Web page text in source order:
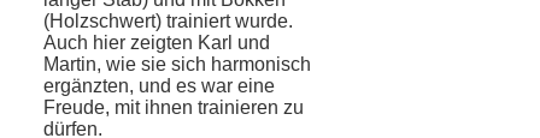
(Holz­schwert) trainiert wurde.
Auch hier zeigten Karl und
Martin, wie sie sich har­monisch
er­gänz­ten, und es war eine
Freude, mit ihnen trainieren zu
dürfen.